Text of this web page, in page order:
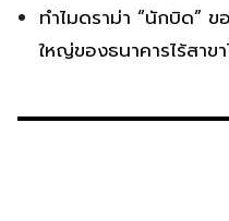
ทำไมดราม่า “นักบิด”
ใหญ่ของธนาคารไร้สาข